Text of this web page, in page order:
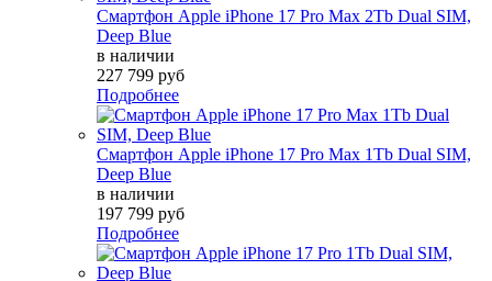
Смартфон Apple iPhone 17 Pro Max 2Tb Dual SIM,
Deep Blue
в наличии
227 799 руб
Подробнее
Смартфон Apple iPhone 17 Pro Max 1Tb Dual SIM,
Deep Blue
в наличии
197 799 руб
Подробнее